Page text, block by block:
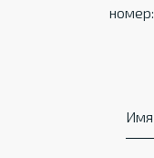
номер:
Имя